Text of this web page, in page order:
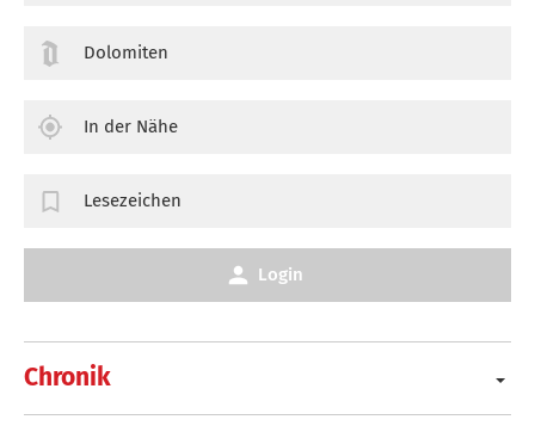
Chronik
Dolomiten
In der Nähe
Lesezeichen
Login